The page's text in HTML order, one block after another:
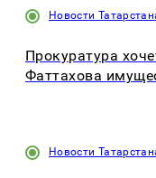
Новости
Прокуратура
Фаттахова
Новости